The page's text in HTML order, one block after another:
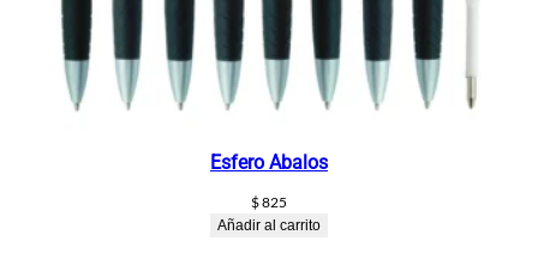
Esfero Abalos
$825
Añadir al carrito